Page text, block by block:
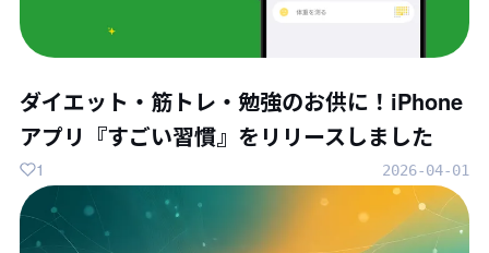
ダイエット・筋トレ・勉強のお供に！iPhone
アプリ『すごい習慣』をリリースしました
2026-04-01
1